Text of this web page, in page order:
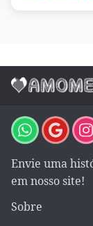
Envie uma
em nosso site!
Sobre